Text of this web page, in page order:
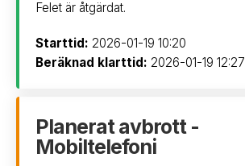
Felet är åtgärdat.
Starttid: 2026-01-19 10:20
Beräknad klarttid: 2026-01-19 12:27
Planerat avbrott -
Mobiltelefoni